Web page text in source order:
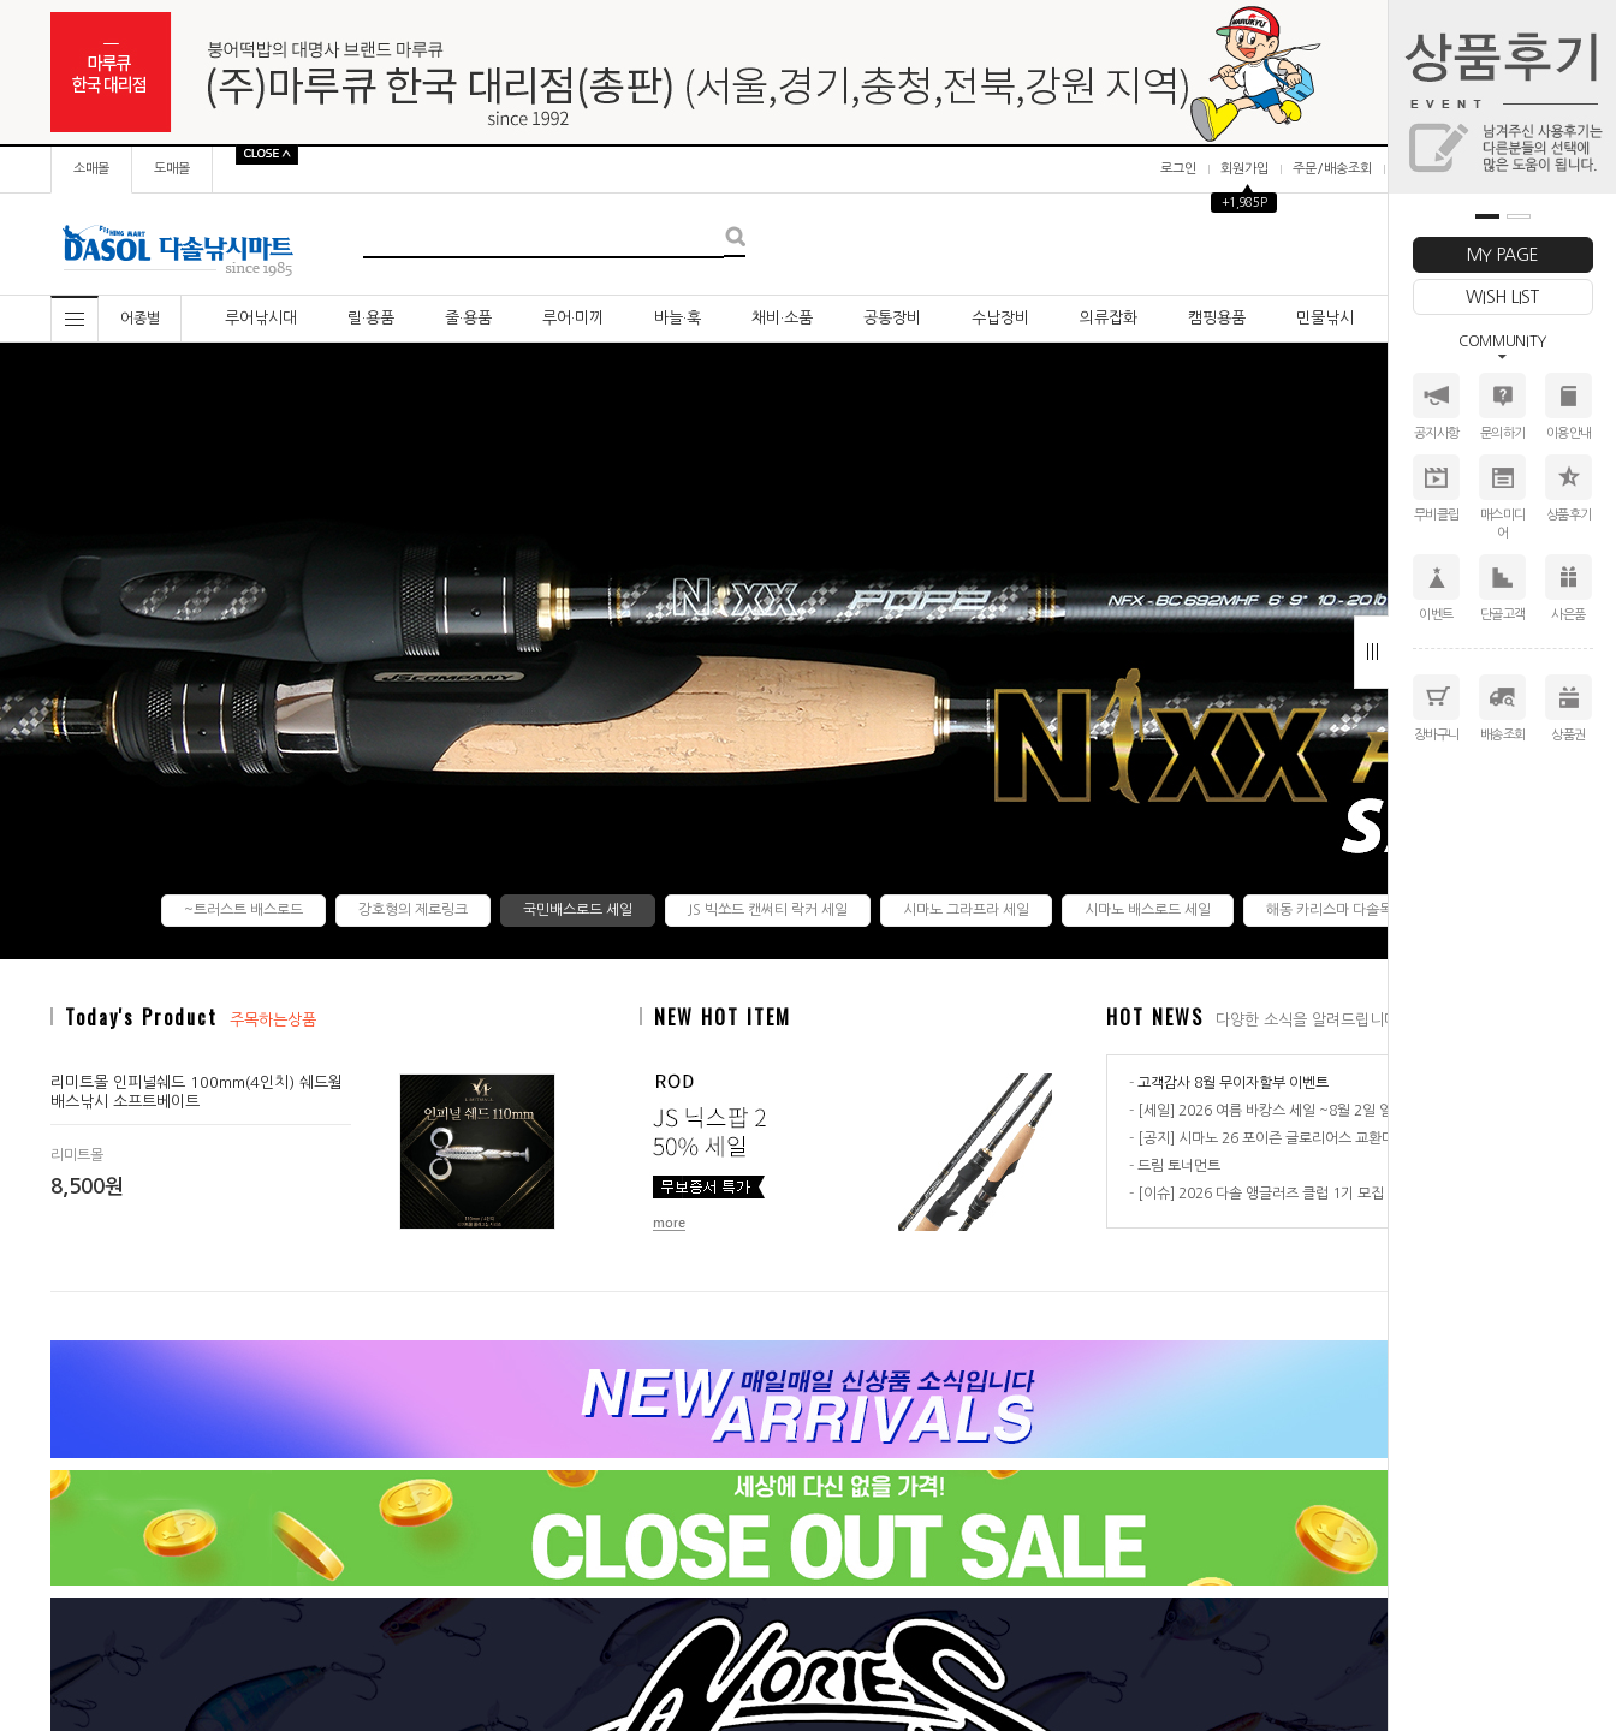
MY PAGE
WISH LIST
COMMUNITY
공지사항 문의하기 이용안내
무비클립
매스미디
어
상품후기
이벤트 단골고객 사은품
장바구니 배송조회 상품권
소매몰 도매몰 로그인 회원가입
▲
+1,985P
주문/배송조회 마이페이지
어종별 루어낚시대 릴·용품 줄·용품 루어·미끼 바늘·훅 채비·소품 공통장비 수납장비 의류잡화 캠핑용품 민물낚시 바다낚시
~트러스트 배스로드 강호형의 제로링크 국민배스로드 세일 JS 빅쏘드 캔써티 락커 세일 시마노 그라프라 세일 시마노 배스로드 세일 해동 카리스마 다솔독점컬러
Today's Product 주목하는상품
리미트몰 인피널쉐드 100mm(4인치) 쉐드웜
배스낚시 소프트베이트
리미트몰
8,500원
NEW HOT ITEM HOT NEWS 다양한 소식을 알려드립니다
- 고객감사 8월 무이자할부 이벤트
-
[세일] 2026 여름 바캉스 세일 ~8월 2일 일요일까지
-
[공지] 시마노 26 포이즌 글로리어스 교환대응 안내
- 드림 토너먼트
-
[이슈] 2026 다솔 앵글러즈 클럽 1기 모집